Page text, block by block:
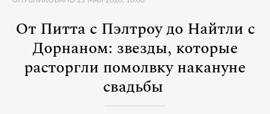
От Питта с Пэлтроу до Найтли с
Дорнаном: звезды, которые
расторгли помолвку накануне
свадьбы